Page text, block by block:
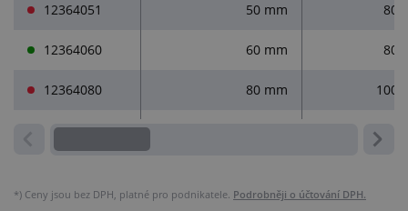
12364051 50 mm 80
12364060 60 mm 80
12364080 80 mm 100
*) Ceny jsou bez DPH, platné pro podnikatele. Podrobněji o účtování DPH.